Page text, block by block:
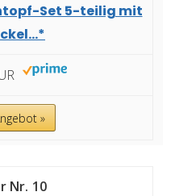
Set 5-teilig mit
»
10